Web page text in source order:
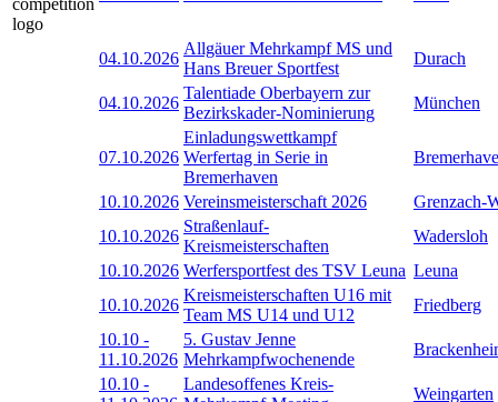
04.10.2026
Allgäuer Mehrkampf MS und
Hans Breuer Sportfest
Durach
04.10.2026
Talentiade Oberbayern zur
Bezirkskader-Nominierung
München
07.10.2026
Einladungswettkampf
Werfertag in Serie in
Bremerhaven
10.10.2026 Vereinsmeisterschaft 2026
Grenzach-
10.10.2026
Straßenlauf-
Kreismeisterschaften
Wadersloh
10.10.2026 Werfersportfest des TSV Leuna Leuna
10.10.2026
Kreismeisterschaften U16 mit
Team MS U14 und U12
Friedberg
10.10 -
11.10.2026
5. Gustav Jenne
Mehrkampfwochenende
10.10 -
Landesoffenes Kreis-
Weingarten